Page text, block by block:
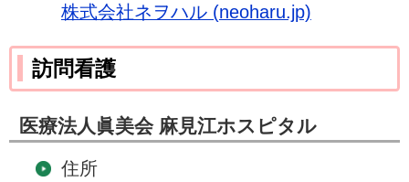
株式会社ネヲハル (neoharu.jp)
訪問看護
医療法人眞美会 麻見江ホスピタル
住所